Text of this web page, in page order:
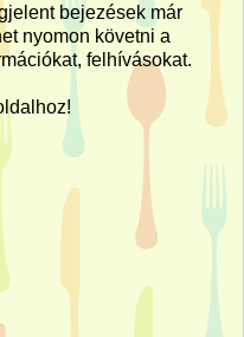
bejezések már
nyomon követni a
felhívásokat.